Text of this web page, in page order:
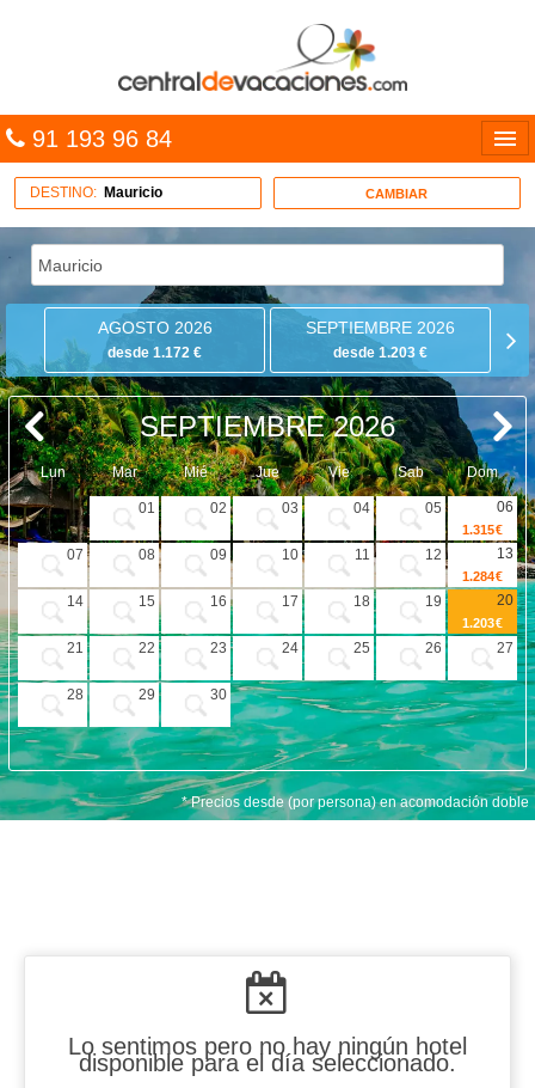
91 193 96 84
MULTIDESTINO
VACACIONES
HOTELES
CARIBE
OFERTAS
VUELO + HOTEL
PLAYAS
CRUCEROS
CIRCUITOS
DISNEY
TRIP PLANNER
DESTINO: Mauricio CAMBIAR
AGOSTO 2026
desde 1.172 €
SEPTIEMBRE 2026
desde 1.203 €
SEPTIEMBRE 2026
Lun Mar Mié Jue Vie Sab Dom
01 02 03 04 05 06
1.315 €
07 08 09 10 11 12 13
1.284 €
14 15 16 17 18 19 20
1.203 €
21 22 23 24 25 26 27
28 29 30
* Precios desde (por persona) en acomodación doble
Lo sentimos pero no hay ningún hotel
disponible para el día seleccionado.